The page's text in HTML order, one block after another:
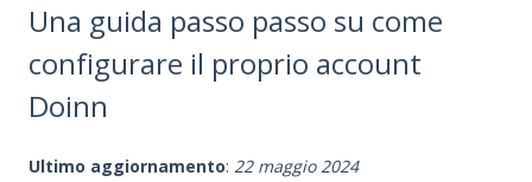
Una guida passo passo su come
configurare il proprio account
Doinn
Ultimo aggiornamento: 22 maggio 2024